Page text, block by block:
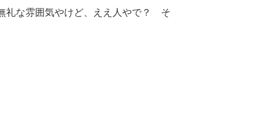
礼な雰囲気やけど、ええ人やで？ そ